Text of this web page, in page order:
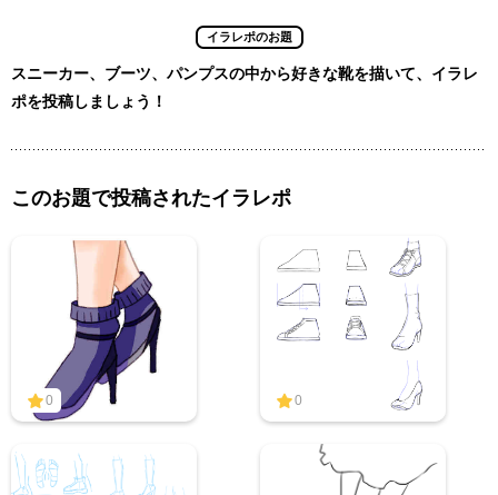
イラレポのお題
スニーカー、ブーツ、パンプスの中から好きな靴を描いて、イラレ
ポを投稿しましょう！
このお題で投稿されたイラレポ
0 0